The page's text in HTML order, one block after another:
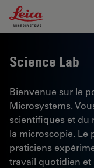
Leica
Science Lab
Bienvenue sur le
Microsystems.
scientifiques et du
la microscopie. Le
praticiens
travail quotidien et